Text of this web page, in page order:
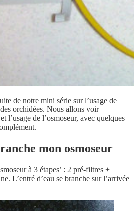
de notre mini série sur l’usage de
orchidées. Nous allons voir
l’usage de l’osmoseur, avec quelques
mon osmoseur
à 3 étapes’ : 2 pré-filtres +
L’entré d’eau se branche sur l’arrivée